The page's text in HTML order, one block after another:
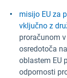
misijo EU za
vključno z
proračunom
osredotoča
oblastem EU
odpornosti